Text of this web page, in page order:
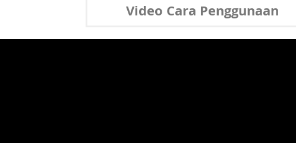
Video Cara Penggunaan